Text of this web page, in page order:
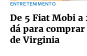
ENTRETENIMENTO
De 5 Fiat Mobi a
dá para
de Virginia